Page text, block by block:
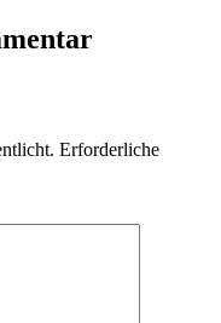
Erforderliche